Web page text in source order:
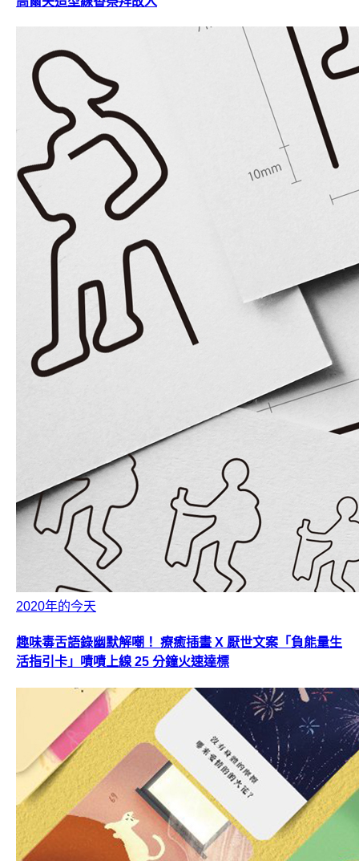
2020年的今天
趣味毒舌語錄幽默解嘲！ 療癒插畫 X 厭世文案「負能量生
活指引卡」嘖嘖上線 25 分鐘火速達標